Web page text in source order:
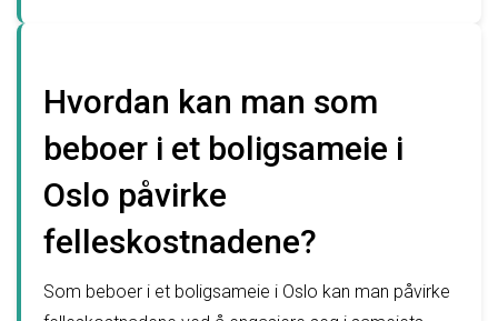
Hvordan kan man som
beboer i et boligsameie i
Oslo påvirke
felleskostnadene?
Som beboer i et boligsameie i Oslo kan man påvirke